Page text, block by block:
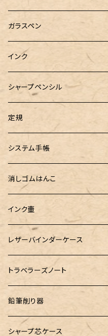
万年筆用コンバーター
SAILOR（セーラー）
PLATINUM（プラチナ）
BENU（ベヌー）
PARKER（パーカー）
Kaweco（カヴェコ）
AURORA（アウロラ）
LAMY（ラミー）
フェリスホイールプレス
大西製作所
染色カクノ
TWSBI（ツイスビー）
Pelikan（ペリカン）
マルチペン
PILOT（パイロット）
SAILOR（セーラー）
Caran d'Ache（カランダッシュ）
Kaweco（カヴェコ）
富士瘤クラフト
100% Pencillest 真鍮ペン
フェリスホイールプレス
BENJA メノルカペン
Fisher（フィッシャー）
HUGO BOSS（ヒューゴボス）
バハギア & クラフト
ラウンドジップペンケース
ロールペンケース
&Liebe(アンドリーベ)
シーカンパニー
LOONLOON（ルンルン）
ラダイト
PARLEY (パーリィー)
ガルフストリーム
NAGASAWA（ナガサワ）
PILOT（パイロット）
アシュフォード
スリップオン
ガラスペン
工芸装置
ペンネジューク オリジナル（予約品）
ペンネジューク オリジナル（在庫品）
書籍
佐瀬工業所
リュリュ
セキセイ
寺西化学工業
ガラス工房 LUC
ガラス工房 SAYORI
GLASS STUDIO しなぷす
アトリグラス
インク
オリジナルインク
Tono&Lims
インクガチャ
セーラー万年筆
100色インク工房
ゆらめくink
PILOT
色彩雫
フェリスホイールプレス
10mlインク
20mlインク
限定インク
Pelican
インクガチャ
PLATINUM（プラチナ）
シャープペンシル
富士瘤クラフト
こぶた工房
Steef&Co. (スティーフ)
ST Draft 短軸
ST Draft 全軸
マーベラスウッド
バディ
マーベラスシャープ
バディ【Mark II(マークツー)】
カヴェコ
カランダッシュ
ロットリング
プラチナ
定規
Ystudio（ワイスタジオ）
ミドリカンパニー
ラダイト
Ruk (ルカ)
LOGステーショナリー
システム手帳
プロッター
ミニ5サイズ
ミニ6サイズ
A5サイズ
ダヴィンチ ロロマクラシック
ファイロファックス
アシュフォード
消しゴムはんこ
インク壷
白石ガラス工房
フェリスホイールプレス
レザーバインダーケース
PLOTTER
トラベラーズノート
スターターキット
リフィル・カスタマイズパーツ
鉛筆削り器
コヒノール
シャープ芯ケース